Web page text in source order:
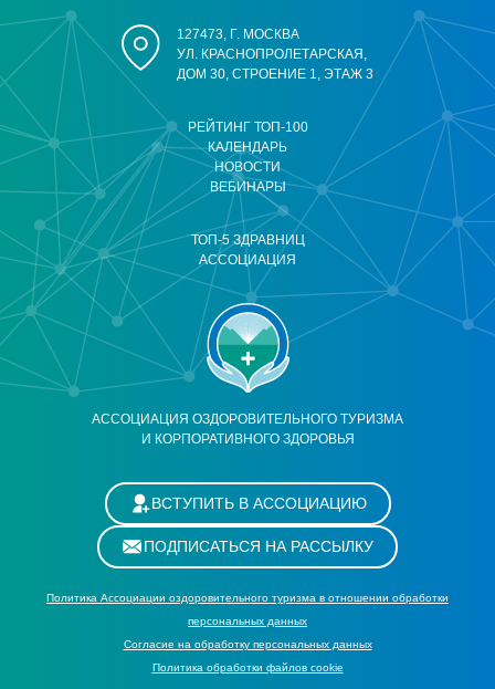
АССОЦИАЦИЯ ОЗДОРОВИТЕЛЬНОГО ТУРИЗМА
И КОРПОРАТИВНОГО ЗДОРОВЬЯ
РЕЙТИНГ ТОП-100
КАЛЕНДАРЬ
НОВОСТИ
ВЕБИНАРЫ
ТОП-5 ЗДРАВНИЦ
АССОЦИАЦИЯ
127473, Г. МОСКВА
УЛ. КРАСНОПРОЛЕТАРСКАЯ,
ДОМ 30, СТРОЕНИЕ 1, ЭТАЖ 3
ВСТУПИТЬ В АССОЦИАЦИЮ
ПОДПИСАТЬСЯ НА РАССЫЛКУ
Политика Ассоциации оздоровительного туризма в отношении обработки
персональных данных
Cогласие на обработку персональных данных
Политика обработки файлов cookie